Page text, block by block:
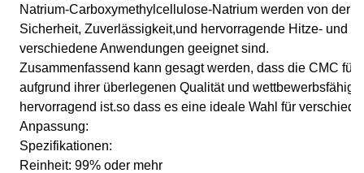
Natrium-Carboxymethylcellulose-Natrium werden von der
Sicherheit, Zuverlässigkeit,und hervorragende Hitze- und
verschiedene Anwendungen geeignet sind.
Zusammenfassend kann gesagt werden, dass die CMC
aufgrund ihrer überlegenen Qualität und
hervorragend ist.so dass es eine ideale Wahl für
Anpassung:
Spezifikationen:
Reinheit: 99% oder mehr